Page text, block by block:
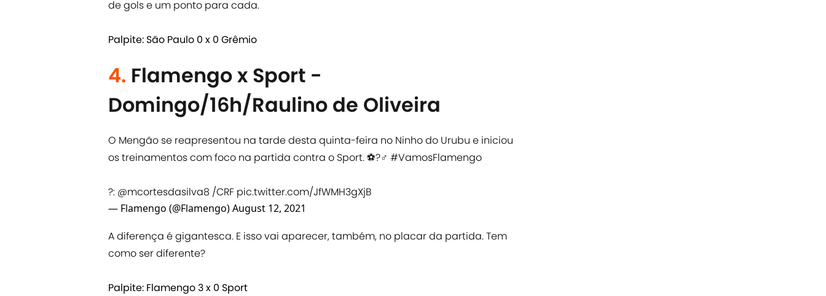
de gols e um ponto para cada.
Palpite: São Paulo 0 x 0 Grêmio
4. Flamengo x Sport -
Domingo/16h/Raulino de Oliveira
O Mengão se reapresentou na tarde desta quinta-feira no Ninho do Urubu e iniciou
os treinamentos com foco na partida contra o Sport. ⚽️?‍♂️ #VamosFlamengo
?: @mcortesdasilva8 /CRF pic.twitter.com/JfWMH3gXjB
— Flamengo (@Flamengo)August 12, 2021
A diferença é gigantesca. E isso vai aparecer, também, no placar da partida. Tem
como ser diferente?
Palpite: Flamengo 3 x 0 Sport